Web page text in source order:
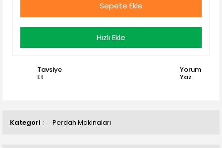
Kategori Perdah Makinaları
Sepete Ekle
Hızlı Ekle
Tavsiye
Et
Yorum
Yaz